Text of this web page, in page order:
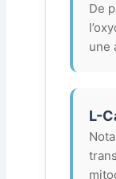
De
une
L-